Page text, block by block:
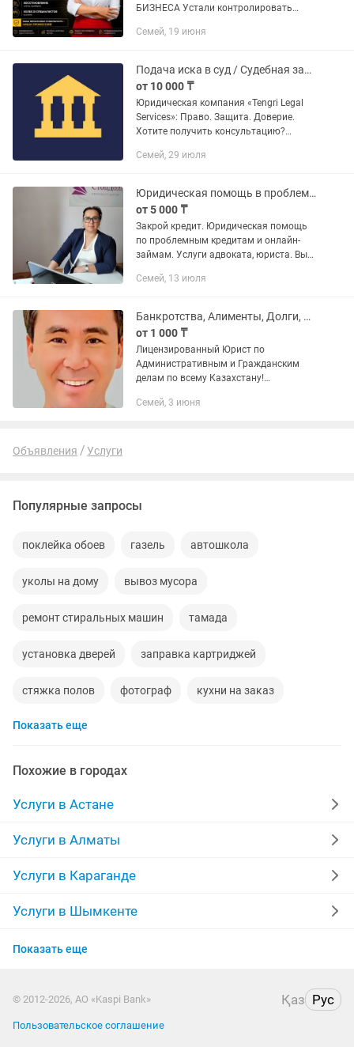
БИЗНЕСА Устали контролировать
Передайте учет профессионалам и
Что вы получите: ✓...
Семей, 19 июня
Подача иска в суд / Судебная защита / Представление интересов.
от 10 000 ₸
Юридическая компания «Tengri Legal
Services»: Право. Защита. Доверие.
Хотите получить консультацию?
номером телефона, и мы гарантируем,
Семей, 29 июля
Юридическая помощь в проблемных кредитах и онлайн-займах. Семей.
от 5 000 ₸
Закрой кредит. Юридическая помощь
по проблемным кредитам и онлайн-
займам. Услуги адвоката, юриста. Вы
Юридическая компания СтопДолг
Семей, 13 июля
Банкротства, Алименты, Долги, Штрафы, Аресты
от 1 000 ₸
Лицензированный Юрист по
Административным и Гражданским
делам по всему Казахстану!
физических и юридических лиц!
Семей, 3 июня
Объявления Услуги
Популярные запросы
поклейка обоев газель автошкола
уколы на дому вывоз мусора
ремонт стиральных машин тамада
установка дверей заправка картриджей
стяжка полов фотограф кухни на заказ
пластиковые двери
наливной пол
уголь клининговая компания
алмазное сверление
ремонт электроплит
пластиковые откосы
Показать еще
Похожие в городах
Услуги в Астане
Услуги в Алматы
Услуги в Караганде
Услуги в Шымкенте
Услуги в Актобе
Услуги в Костанае
Показать еще
© 2012-2026, АО «Kaspi Bank» Қаз Рус
Пользовательское соглашение